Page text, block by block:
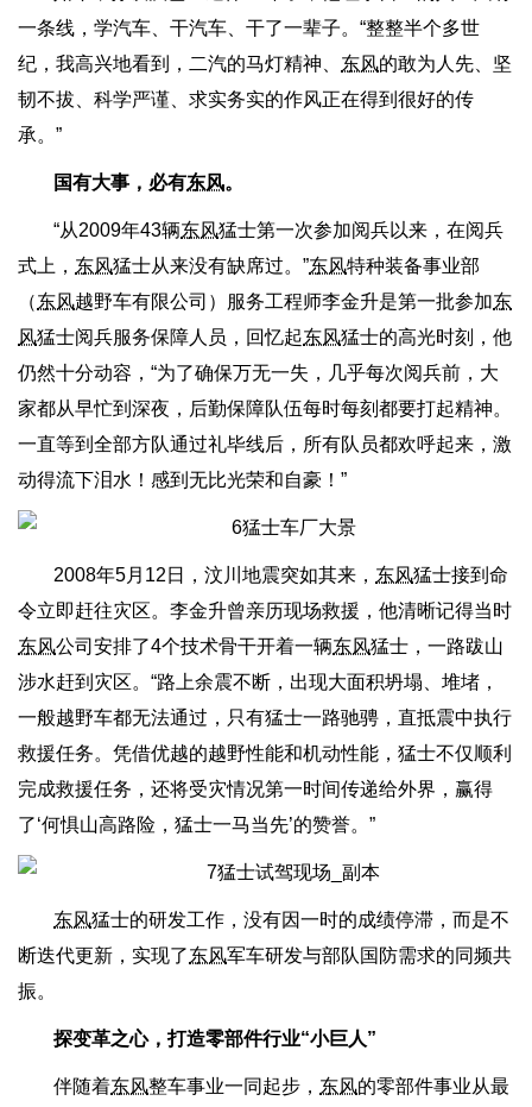
一条线，学汽车、干汽车、干了一辈子。“整整半个多世
纪，我高兴地看到，二汽的马灯精神、 东风的敢为人先、坚
韧不拔、科学严谨、求实务实的作风正在得到很好的传
承。”
国有大事，必有东风。
“从2009年43辆东风猛士第一次参加阅兵以来，在阅兵
式上， 东风猛士从来没有缺席过。”东风特种装备事业部
（东风越野车有限公司）服务工程师李金升是第一批参加东
风猛士阅兵服务保障人员，回忆起东风猛士的高光时刻，他
仍然十分动容，“为了确保万无一失，几乎每次阅兵前，大
家都从早忙到深夜，后勤保障队伍每时每刻都要打起精神。
一直等到全部方队通过礼毕线后，所有队员都欢呼起来，激
动得流下泪水！感到无比光荣和自豪！”
2008年5月12日，汶川地震突如其来， 东风猛士接到命
令立即赶往灾区。李金升曾亲历现场救援，他清晰记得当时
东风公司安排了4个技术骨干开着一辆东风猛士，一路跋山
涉水赶到灾区。“路上余震不断，出现大面积坍塌、堆堵，
一般越野车都无法通过，只有猛士一路驰骋，直抵震中执行
救援任务。凭借优越的越野性能和机动性能，猛士不仅顺利
完成救援任务，还将受灾情况第一时间传递给外界，赢得
了‘何惧山高路险，猛士一马当先’的赞誉。”
东风猛士的研发工作，没有因一时的成绩停滞，而是不
断迭代更新，实现了东风军车研发与部队国防需求的同频共
振。
探变革之心，打造零部件行业“小巨人”
伴随着东风整车事业一同起步， 东风的零部件事业从最